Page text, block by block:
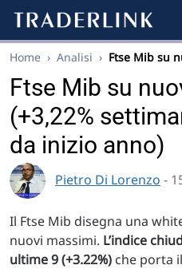
Home › Analisi › Ftse Mib su
Ftse Mib su
(+3,22%
da inizio anno)
Pietro Di Lorenzo -
Il Ftse Mib disegna una
nuovi massimi. L’indice
ultime 9 (+3.22%) che porta